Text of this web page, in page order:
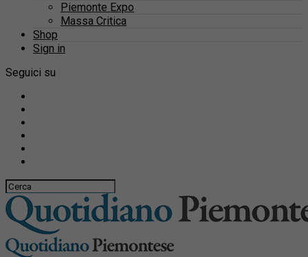
Piemonte Expo
Massa Critica
Shop
Sign in
Seguici su